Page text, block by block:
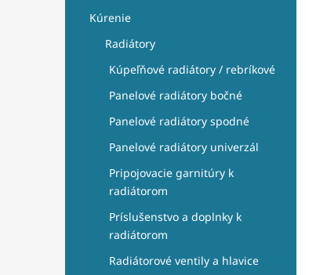
Kúrenie
Radiátory
Kúpeľňové radiátory / rebríkové
Panelové radiátory bočné
Panelové radiátory spodné
Panelové radiátory univerzál
Pripojovacie garnitúry k
radiátorom
Príslušenstvo a doplnky k
radiátorom
Radiátorové ventily a hlavice